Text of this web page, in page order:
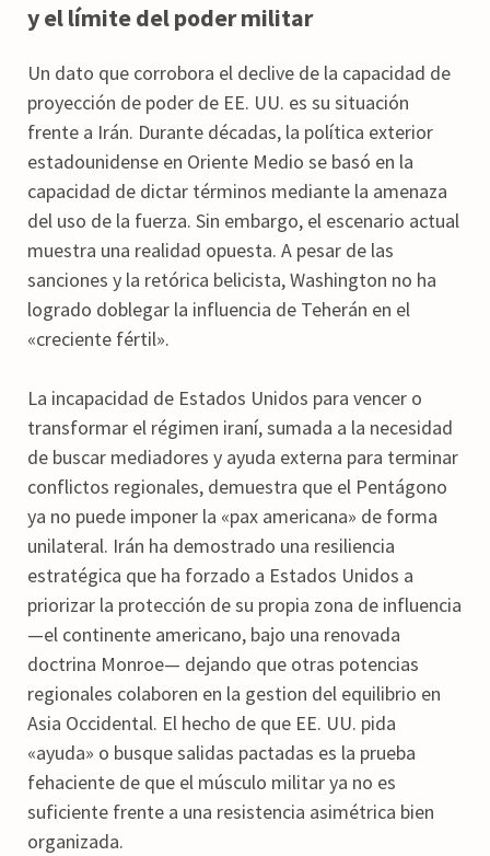
y el límite del poder militar
Un dato que corrobora el declive de la capacidad de
proyección de poder de EE. UU. es su situación
frente a Irán. Durante décadas, la política exterior
estadounidense en Oriente Medio se basó en la
capacidad de dictar términos mediante la amenaza
del uso de la fuerza. Sin embargo, el escenario actual
muestra una realidad opuesta. A pesar de las
sanciones y la retórica belicista, Washington no ha
logrado doblegar la influencia de Teherán en el
«creciente fértil».
La incapacidad de Estados Unidos para vencer o
transformar el régimen iraní, sumada a la necesidad
de buscar mediadores y ayuda externa para terminar
conflictos regionales, demuestra que el Pentágono
ya no puede imponer la «pax americana» de forma
unilateral. Irán ha demostrado una resiliencia
estratégica que ha forzado a Estados Unidos a
priorizar la protección de su propia zona de influencia
—el continente americano, bajo una renovada
doctrina Monroe— dejando que otras potencias
regionales colaboren en la gestion del equilibrio en
Asia Occidental. El hecho de que EE. UU. pida
«ayuda» o busque salidas pactadas es la prueba
fehaciente de que el músculo militar ya no es
suficiente frente a una resistencia asimétrica bien
organizada.